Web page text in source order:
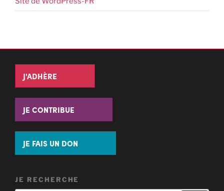
J'ADHÈRE
JE CONTRIBUE
JE FAIS UN DON
JE RECHERCHE